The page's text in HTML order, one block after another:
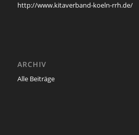
http://www.kitaverband-koeln-rrh.de/
ARCHIV
Alle Beiträge